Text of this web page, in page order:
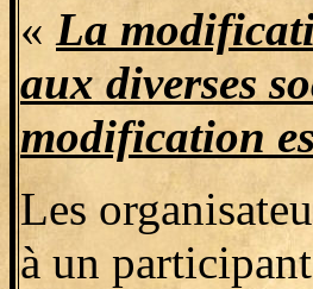
« La
aux diverses
modification
Les
à un